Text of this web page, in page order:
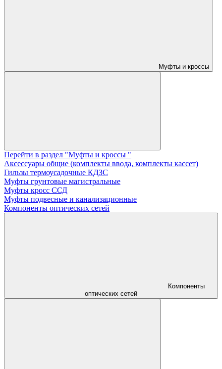
Муфты и кроссы
Перейти в раздел "Муфты и кроссы "
Аксессуары общие (комплекты ввода, комплекты кассет)
Гильзы термоусадочные КДЗС
Муфты грунтовые магистральные
Муфты кросс ССД
Муфты подвесные и канализационные
Компоненты оптических сетей
Компоненты
оптических сетей